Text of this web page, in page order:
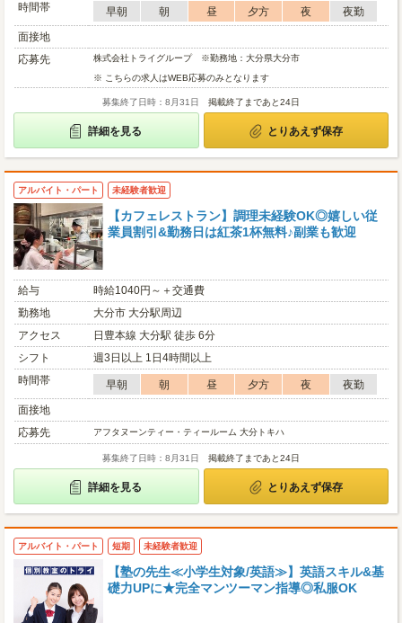
時間帯
早朝 朝 昼 夕方 夜
夜勤
面接地
応募先
株式会社トライグループ ※勤務地：大分県大分市
※ こちらの求人はWEB応募のみとなります
募集終了日時：8月31日 掲載終了まであと24日
詳細を見る とりあえず保存
アルバイト・パート 未経験者歓迎
【カフェレストラン】調理未経験OK◎嬉しい従
業員割引&勤務日は紅茶1杯無料♪副業も歓迎
給与
時給1040円～＋交通費
勤務地
大分市 大分駅周辺
アクセス
日豊本線 大分駅 徒歩 6分
シフト
週3日以上 1日4時間以上
時間帯
早朝 朝 昼 夕方 夜
夜勤
面接地
応募先
アフタヌーンティー・ティールーム 大分トキハ
募集終了日時：8月31日 掲載終了まであと24日
詳細を見る とりあえず保存
アルバイト・パート 短期 未経験者歓迎
【塾の先生≪小学生対象/英語≫】英語スキル&基
礎力UPに★完全マンツーマン指導◎私服OK